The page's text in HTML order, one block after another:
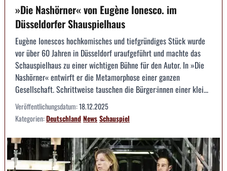
»Die Nashörner« von Eugène Ionesco. im
Düsseldorfer Shauspielhaus
Eugène Ionescos hochkomisches und tiefgründiges Stück wurde
vor über 60 Jahren in Düsseldorf uraufgeführt und machte das
Schauspielhaus zu einer wichtigen Bühne für den Autor. In »Die
Nashörner« entwirft er die Metamorphose einer ganzen
Gesellschaft. Schrittweise tauschen die Bürger:innen einer klei...
Veröffentlichungsdatum:18.12.2025
Kategorien:DeutschlandNewsSchauspiel